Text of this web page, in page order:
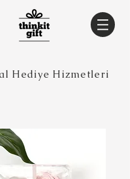
Hediye Hizmetleri